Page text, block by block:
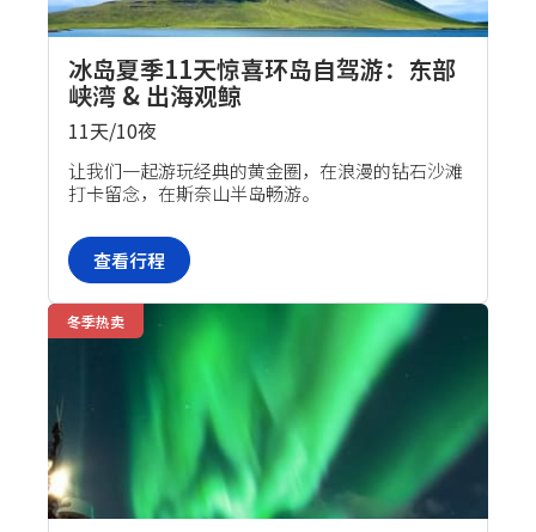
自驾套餐
冰岛夏季11天惊喜环岛自驾游：东部
峡湾 & 出海观鲸
11天/10夜
让我们一起游玩经典的黄金圈，在浪漫的钻石沙滩
打卡留念，在斯奈山半岛畅游。
查看行程
冬季热卖